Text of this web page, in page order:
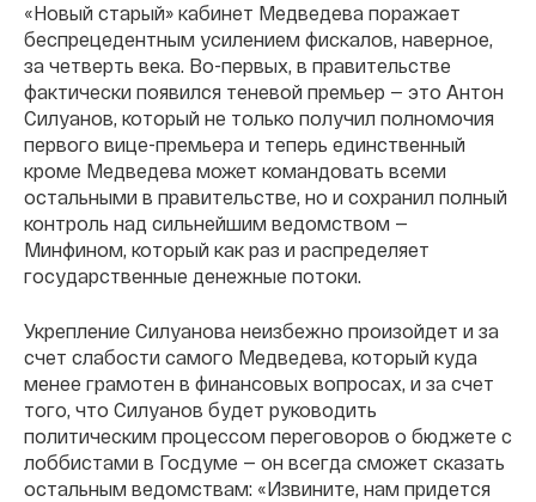
«Новый старый» кабинет Медведева поражает
беспрецедентным усилением фискалов, наверное,
за четверть века. Во-первых, в правительстве
фактически появился теневой премьер — это Антон
Силуанов, который не только получил полномочия
первого вице-премьера и теперь единственный
кроме Медведева может командовать всеми
остальными в правительстве, но и сохранил полный
контроль над сильнейшим ведомством —
Минфином, который как раз и распределяет
государственные денежные потоки.
Укрепление Силуанова неизбежно произойдет и за
счет слабости самого Медведева, который куда
менее грамотен в финансовых вопросах, и за счет
того, что Силуанов будет руководить
политическим процессом переговоров о бюджете с
лоббистами в Госдуме — он всегда сможет сказать
остальным ведомствам: «Извините, нам придется